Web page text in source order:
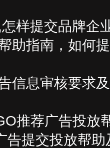
样提交品牌企
助指南，如何
信息审核要求
推荐广告投放
告提交投放帮助